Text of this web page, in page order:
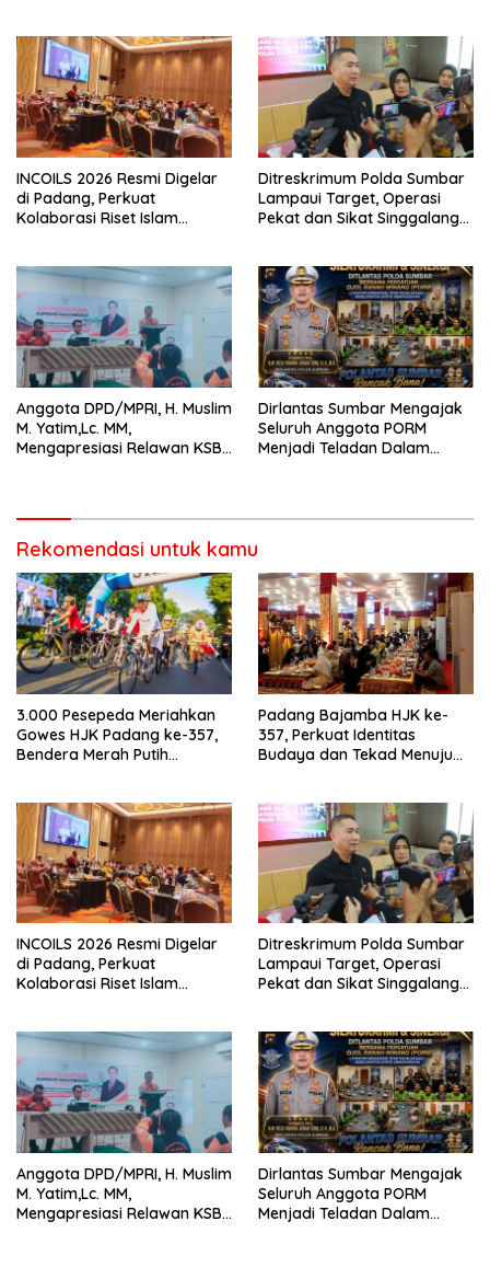
INCOILS 2026 Resmi Digelar
di Padang, Perkuat
Kolaborasi Riset Islam
Ditreskrimum Polda Sumbar
Lampaui Target, Operasi
Pekat dan Sikat Singgalang
Anggota DPD/MPRI, H. Muslim
M. Yatim,Lc. MM,
Mengapresiasi Relawan KSB
Dirlantas Sumbar Mengajak
Seluruh Anggota PORM
Menjadi Teladan Dalam
Berkendara
Rekomendasi untuk kamu
3.000 Pesepeda Meriahkan
Gowes HJK Padang ke-357,
Bendera Merah Putih
Padang Bajamba HJK ke-
357, Perkuat Identitas
Budaya dan Tekad Menuju
INCOILS 2026 Resmi Digelar
di Padang, Perkuat
Kolaborasi Riset Islam
Ditreskrimum Polda Sumbar
Lampaui Target, Operasi
Pekat dan Sikat Singgalang
Anggota DPD/MPRI, H. Muslim
M. Yatim,Lc. MM,
Mengapresiasi Relawan KSB
Dirlantas Sumbar Mengajak
Seluruh Anggota PORM
Menjadi Teladan Dalam